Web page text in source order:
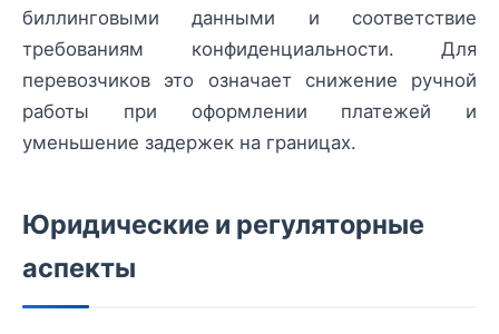
биллинговыми данными и соответствие
требованиям конфиденциальности. Для
перевозчиков это означает снижение ручной
работы при оформлении платежей и
уменьшение задержек на границах.
Юридические и регуляторные
аспекты